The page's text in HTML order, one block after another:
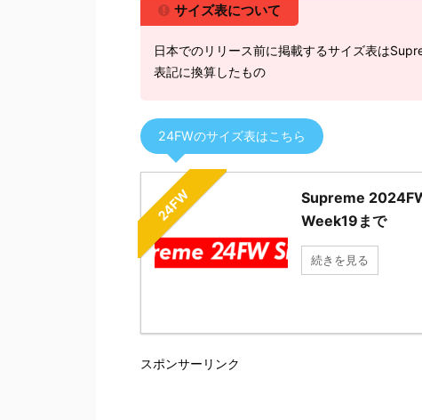
サイズ表について
日本でのリリース前に掲載するサイズ表は
表記に換算したもの
24FWのサイズ表はこちら
24FW
Supreme
Week19まで
続きを見る
スポンサーリンク